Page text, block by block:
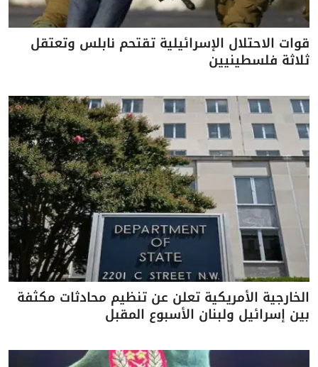
قوات الاحتلال الإسرائيلية تقتحم نابلس وتعتقل
ثلاثة فلسطينيين
الخارجية الأمريكية تعلن عن تنظيم محادثات مكثفة
بين إسرائيل ولبنان الأسبوع المقبل